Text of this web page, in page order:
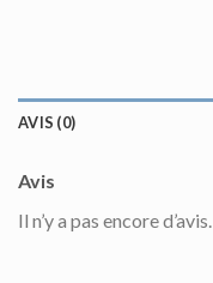
AVIS (0)
Avis
Il n’y a pas encore d’avis.